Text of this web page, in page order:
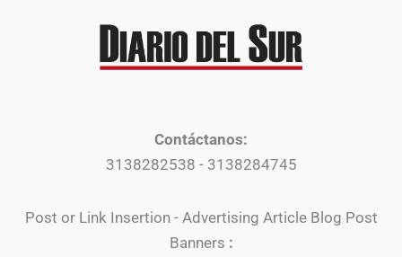
Contáctanos:
3138282538 - 3138284745
Post or Link Insertion - Advertising Article Blog Post
Banners :